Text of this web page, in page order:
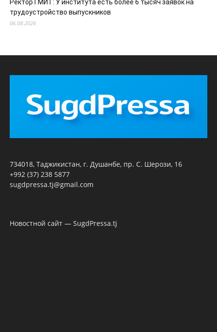
Ректор ГМИТ: У института есть более 6 тысяч заявок на
трудоустройство выпускников
06.08.2026
734018, Таджикистан, г. Душанбе, пр. С. Шерози, 16
+992 (37) 238 5877
sugdpressa.tj@gmail.com
Новостной сайт — SugdPressa.tj